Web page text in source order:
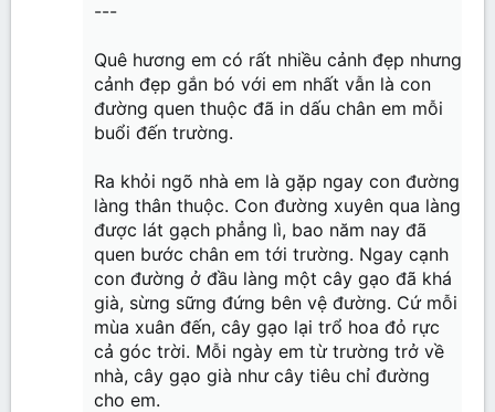
---
Quê hương em có rất nhiều cảnh đẹp nhưng
cảnh đẹp gắn bó với em nhất vẫn là con
đường quen thuộc đã in dấu chân em mỗi
buổi đến trường.
Ra khỏi ngõ nhà em là gặp ngay con đường
làng thân thuộc. Con đường xuyên qua làng
được lát gạch phẳng lì, bao năm nay đã
quen bước chân em tới trường. Ngay cạnh
con đường ở đầu làng một cây gạo đã khá
già, sừng sững đứng bên vệ đường. Cứ mỗi
mùa xuân đến, cây gạo lại trổ hoa đỏ rực
cả góc trời. Mỗi ngày em từ trường trở về
nhà, cây gạo già như cây tiêu chỉ đường
cho em.